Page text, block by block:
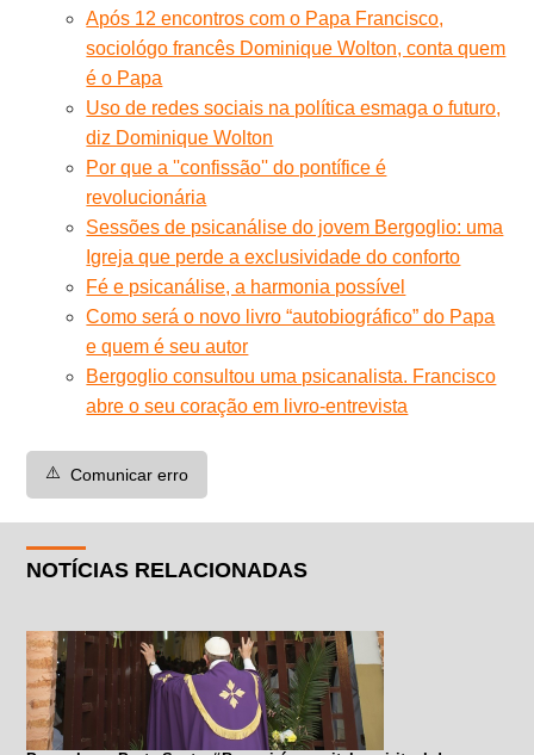
Após 12 encontros com o Papa Francisco,
sociológo francês Dominique Wolton, conta quem
é o Papa
Uso de redes sociais na política esmaga o futuro,
diz Dominique Wolton
Por que a ''confissão'' do pontífice é
revolucionária
Sessões de psicanálise do jovem Bergoglio: uma
Igreja que perde a exclusividade do conforto
Fé e psicanálise, a harmonia possível
Como será o novo livro “autobiográfico” do Papa
e quem é seu autor
Bergoglio consultou uma psicanalista. Francisco
abre o seu coração em livro-entrevista
⚠️ Comunicar erro
NOTÍCIAS RELACIONADAS